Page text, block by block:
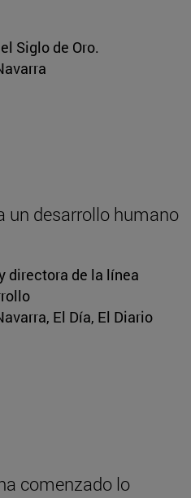
Siglo de Oro.
un desarrollo humano
directora de la línea
El Día, El Diario
comenzado lo